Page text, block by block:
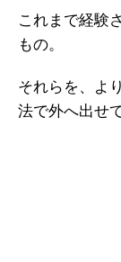
これまで経験
もの。
それらを、よ
法で外へ出せ